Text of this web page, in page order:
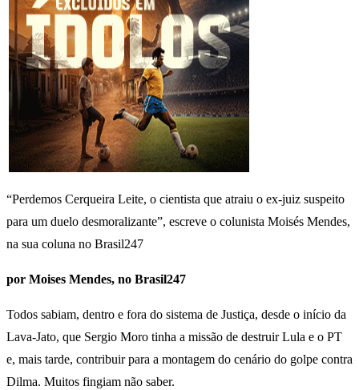
“Perdemos Cerqueira Leite, o cientista que atraiu o ex-juiz suspeito
para um duelo desmoralizante”, escreve o colunista Moisés Mendes,
na sua coluna no Brasil247
por Moises Mendes, no Brasil247
Todos sabiam, dentro e fora do sistema de Justiça, desde o início da
Lava-Jato, que Sergio Moro tinha a missão de destruir Lula e o PT
e, mais tarde, contribuir para a montagem do cenário do golpe contra
Dilma. Muitos fingiam não saber.